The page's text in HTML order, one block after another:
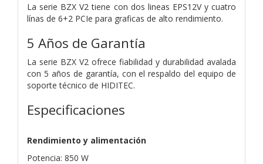
La serie BZX V2 tiene con dos lineas EPS12V y cuatro
línas de 6+2 PCIe para graficas de alto rendimiento.
5 Años de Garantía
La serie BZX V2 ofrece fiabilidad y durabilidad avalada
con 5 años de garantía, con el respaldo del equipo de
soporte técnico de HIDITEC.
Especificaciones
Rendimiento y alimentación
Potencia: 850 W